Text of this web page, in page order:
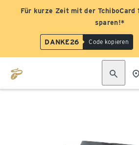
Für kurze Zeit mit der TchiboCard
sparen!*
DANKE26 Code kopieren